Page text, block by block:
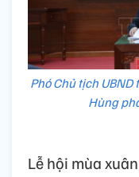
Phó Chủ tịch
Hùng
Lễ hội mùa